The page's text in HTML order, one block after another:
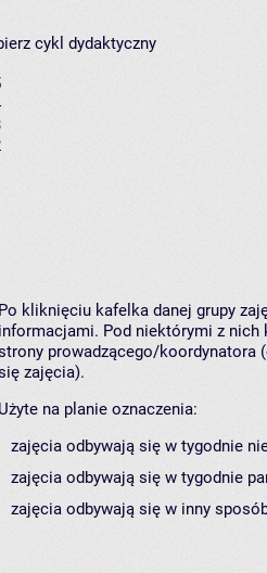
cykl dydaktyczny
Po kliknięciu kafelka danej grupy
informacjami. Pod niektórymi z nich
prowadzącego/koordynatora
zajęcia).
Użyte na planie oznaczenia:
zajęcia odbywają się w tygodnie
zajęcia odbywają się w tygodnie
zajęcia odbywają się w inny